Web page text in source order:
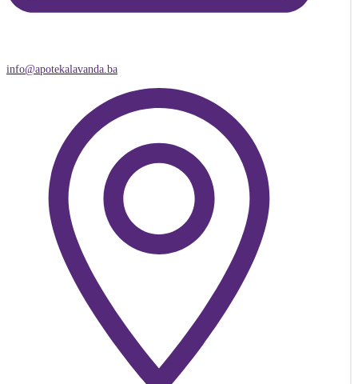
info@apotekalavanda.ba